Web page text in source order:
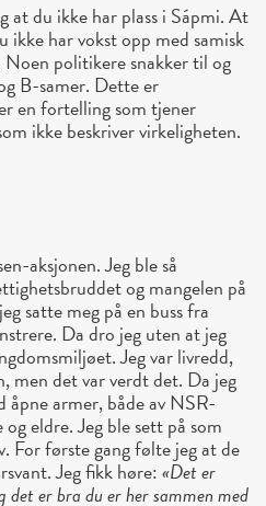
at du ikke har plass i Sápmi. At
ikke har vokst opp med samisk
politikere snakker til og
B-samer. Dette er
en fortelling som tjener
ikke beskriver virkeligheten.
aksjonen. Jeg ble så
og mangelen på
satte meg på en buss fra
Da dro jeg uten at jeg
Jeg var livredd,
men det var verdt det. Da jeg
armer, både av NSR-
eldre. Jeg ble sett på som
For første gang følte jeg at de
Jeg fikk høre:«Det er
det er bra du er her sammen med